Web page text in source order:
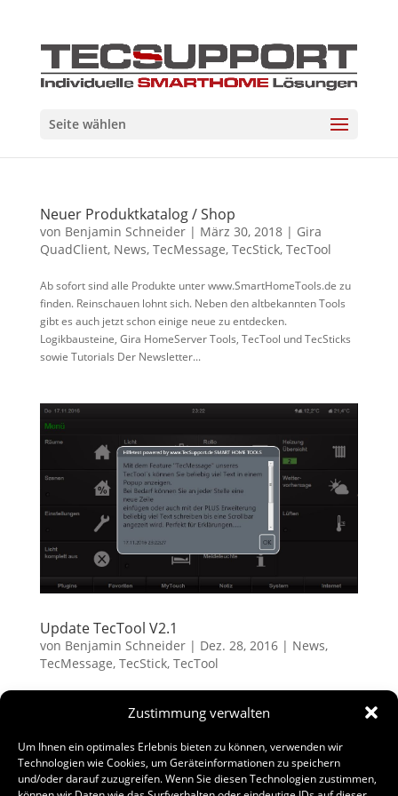
Zustimmung verwalten
Um Ihnen ein optimales Erlebnis bieten zu können, verwenden wir
Technologien wie Cookies, um Geräteinformationen zu speichern
und/oder darauf zuzugreifen. Wenn Sie diesen Technologien zustimmen,
Seite wählen
Neuer Produktkatalog / Shop
von Benjamin Schneider| März 30, 2018| Gira
QuadClient, News, TecMessage, TecStick, TecTool
Ab sofort sind alle Produkte unter www.SmartHomeTools.de zu
finden. Reinschauen lohnt sich. Neben den altbekannten Tools
gibt es auch jetzt schon einige neue zu entdecken.
Logikbausteine, Gira HomeServer Tools, TecTool und TecSticks
sowie Tutorials Der Newsletter...
Update TecTool V2.1
von Benjamin Schneider| Dez. 28, 2016| News,
TecMessage, TecStick, TecTool
Anbei die wichtigsten Änderungen / Neuerungen. Details zu
Wiedereinführung des TCP Protokolls. Alle Befehle jetzt auch
wieder als TCP nutzbar HTTP...